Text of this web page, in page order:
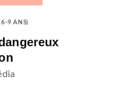
(6-9 ANS)